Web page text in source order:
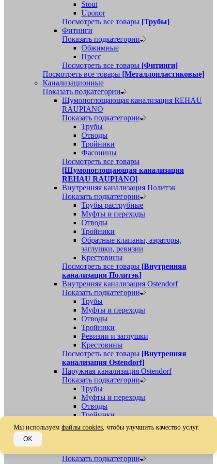
Stout
Uponor
Посмотреть все товары [Трубы]
Фитинги
Показать подкатегории
Обжимные
Пресс
Посмотреть все товары [Фитинги]
Посмотреть все товары [Металлопластиковые]
Канализационные
Показать подкатегории
Шумопоглощающая канализация REHAU
RAUPIANO
Показать подкатегории
Трубы
Отводы
Тройники
Фасонины
Посмотреть все товары
[Шумопоглощающая канализация
REHAU RAUPIANO]
Внутренняя канализация Политэк
Показать подкатегории
Трубы раструбные
Муфты и переходы
Отводы
Тройники
Обратные клапаны, аэраторы,
заглушки, ревизии
Крестовины
Посмотреть все товары [Внутренняя
канализация Политэк]
Внутренняя канализация Ostendorf
Показать подкатегории
Трубы
Муфты и переходы
Отводы
Тройники
Ревизии и заглушки
Крестовины
Посмотреть все товары [Внутренняя
канализация Ostendorf]
Наружная канализация Ostendorf
Показать подкатегории
Трубы
Муфты и переходы
Отводы
Тройники
Ревизии, заглушки, обратные клапаны
Посмотреть все товары[Наружная
Показать подкатегории
Мы используем файлы cookies, чтобы улучшить качество услуг.
OK